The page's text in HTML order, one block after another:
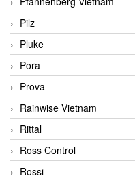
Pilz
Pluke
Pora
Prova
Rainwise Vietnam
Rittal
Ross Control
Rossi